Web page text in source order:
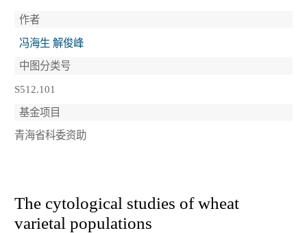
作者
冯海生 解俊峰
中图分类号
S512.101
基金项目
青海省科委资助
The cytological studies of wheat
varietal populations